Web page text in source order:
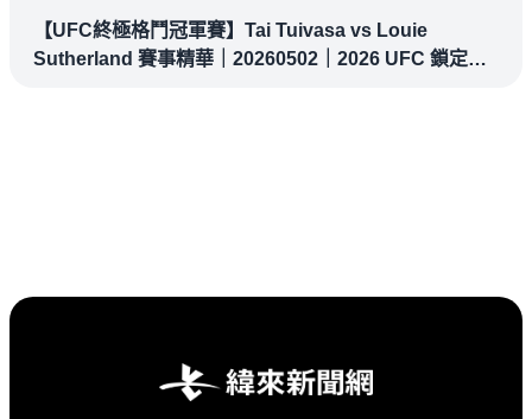
【UFC終極格鬥冠軍賽】Tai Tuivasa vs Louie
Sutherland 賽事精華｜20260502｜2026 UFC 鎖定緯